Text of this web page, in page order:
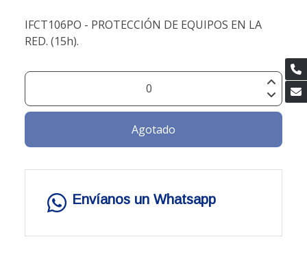
IFCT106PO - PROTECCIÓN DE EQUIPOS EN LA
RED. (15h).
Agotado
Envíanos un Whatsapp